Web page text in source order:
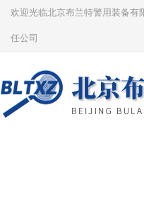
欢迎光临北京布兰特警用装备有
任公司